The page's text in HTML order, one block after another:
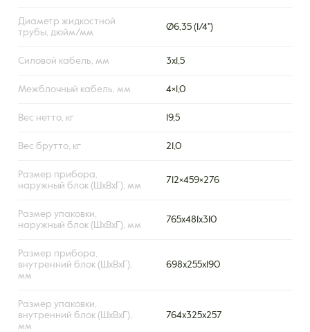
Диаметр жидкостной
трубы, дюйм/мм
Ø6,35 (1/4'')
Силовой кабель, мм 3х1,5
Межблочный кабель, мм 4×1,0
Вес нетто, кг 19,5
Вес брутто, кг 21,0
Размер прибора,
наружный блок (ШxВxГ), мм
712×459×276
Размер упаковки,
наружный блок (ШxВxГ), мм
765х481х310
Размер прибора,
внутренний блок (ШxВxГ),
мм
698x255x190
Размер упаковки,
внутренний блок (ШxВxГ),
мм
764x325x257